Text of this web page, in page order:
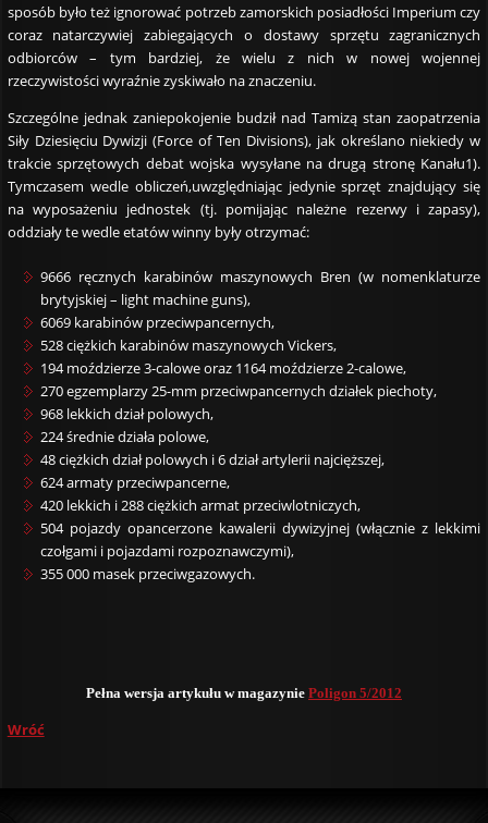
sposób było też ignorować potrzeb zamorskich posiadłości Imperium czy
coraz natarczywiej zabiegających o dostawy sprzętu zagranicznych
odbiorców – tym bardziej, że wielu z nich w nowej wojennej
rzeczywistości wyraźnie zyskiwało na znaczeniu.
Szczególne jednak zaniepokojenie budził nad Tamizą stan zaopatrzenia
Siły Dziesięciu Dywizji (Force of Ten Divisions), jak określano niekiedy w
trakcie sprzętowych debat wojska wysyłane na drugą stronę Kanału1).
Tymczasem wedle obliczeń,uwzględniając jedynie sprzęt znajdujący się
na wyposażeniu jednostek (tj. pomijając należne rezerwy i zapasy),
oddziały te wedle etatów winny były otrzymać:
9666 ręcznych karabinów maszynowych Bren (w nomenklaturze
brytyjskiej – light machine guns),
6069 karabinów przeciwpancernych,
528 ciężkich karabinów maszynowych Vickers,
194 moździerze 3-calowe oraz 1164 moździerze 2-calowe,
270 egzemplarzy 25-mm przeciwpancernych działek piechoty,
968 lekkich dział polowych,
224 średnie działa polowe,
48 ciężkich dział polowych i 6 dział artylerii najcięższej,
624 armaty przeciwpancerne,
420 lekkich i 288 ciężkich armat przeciwlotniczych,
504 pojazdy opancerzone kawalerii dywizyjnej (włącznie z lekkimi
czołgami i pojazdami rozpoznawczymi),
355 000 masek przeciwgazowych.
Pełna wersja artykułu w magazynie Poligon 5/2012
Wróć